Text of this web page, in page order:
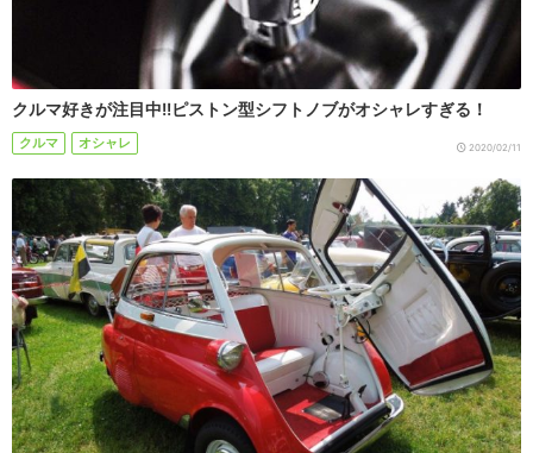
クルマ好きが注目中!!ピストン型シフトノブがオシャレすぎる！
クルマ オシャレ 2020/02/11